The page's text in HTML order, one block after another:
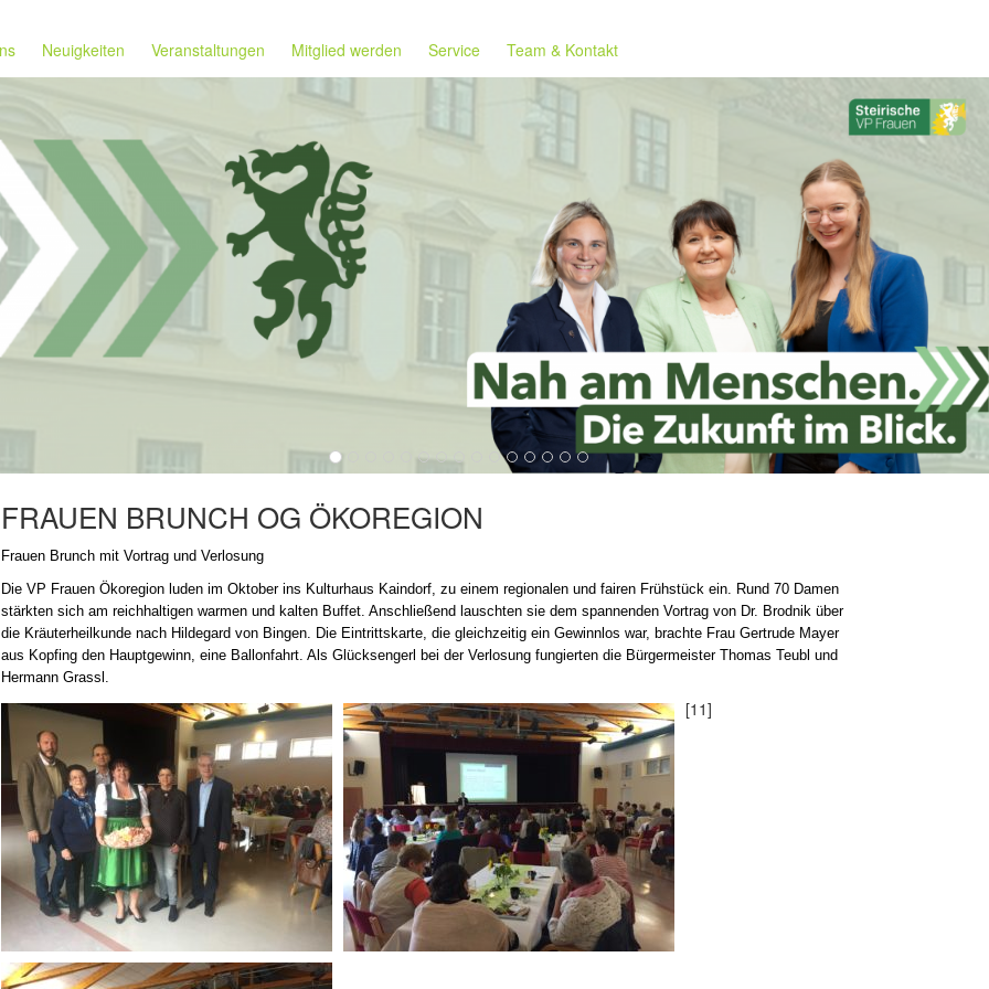
Neuigkeiten Veranstaltungen Mitglied werden Service Team & Kontakt
FRAUEN BRUNCH OG ÖKOREGION
Frauen Brunch mit Vortrag und Verlosung
Die VP Frauen Ökoregion luden im Oktober ins Kulturhaus Kaindorf, zu einem regionalen und fairen Frühstück ein. Rund 70 Damen
stärkten sich am reichhaltigen warmen und kalten Buffet. Anschließend lauschten sie dem spannenden Vortrag von Dr. Brodnik über
die Kräuterheilkunde nach Hildegard von Bingen. Die Eintrittskarte, die gleichzeitig ein Gewinnlos war, brachte Frau Gertrude Mayer
aus Kopfing den Hauptgewinn, eine Ballonfahrt. Als Glücksengerl bei der Verlosung fungierten die Bürgermeister Thomas Teubl und
Hermann Grassl.
[11]